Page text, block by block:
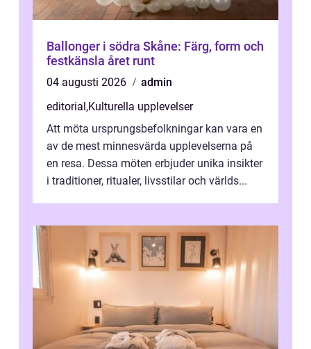
Ballonger i södra Skåne: Färg, form och
festkänsla året runt
04 augusti 2026
admin
editorial ,Kulturella upplevelser
Att möta ursprungsbefolkningar kan vara en
av de mest minnesvärda upplevelserna på
en resa. Dessa möten erbjuder unika insikter
i traditioner, ritualer, livsstilar och världs...